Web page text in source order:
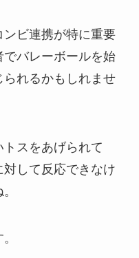
ビ連携が特に重要
でバレーボールを始
れるかもしれませ
スをあげられて
して反応できなけ